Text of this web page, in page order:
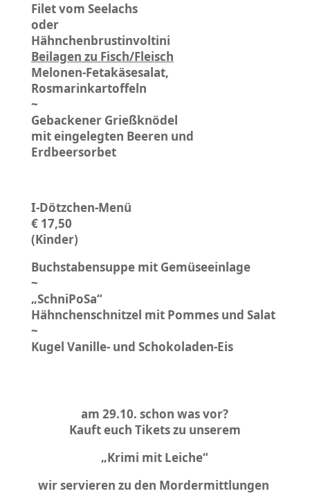
Filet vom Seelachs
oder
Hähnchenbrustinvoltini
Beilagen zu Fisch/Fleisch
Melonen-Fetakäsesalat,
Rosmarinkartoffeln
~
Gebackener Grießknödel
mit eingelegten Beeren und
Erdbeersorbet
I-Dötzchen-Menü
€ 17,50
(Kinder)
Buchstabensuppe mit Gemüseeinlage
~
„SchniPoSa“
Hähnchenschnitzel mit Pommes und Salat
~
Kugel Vanille- und Schokoladen-Eis
am 29.10. schon was vor?
Kauft euch Tikets zu unserem
„Krimi mit Leiche“
wir servieren zu den Mordermittlungen